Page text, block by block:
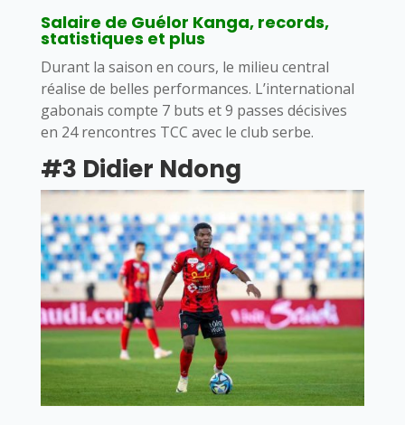
Salaire de Guélor Kanga, records,
statistiques et plus
Durant la saison en cours, le milieu central
réalise de belles performances. L’international
gabonais compte 7 buts et 9 passes décisives
en 24 rencontres TCC avec le club serbe.
#3 Didier Ndong